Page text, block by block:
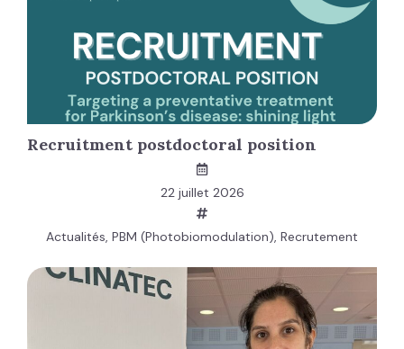
Recruitment postdoctoral position
22 juillet 2026
Actualités, PBM (Photobiomodulation), Recrutement